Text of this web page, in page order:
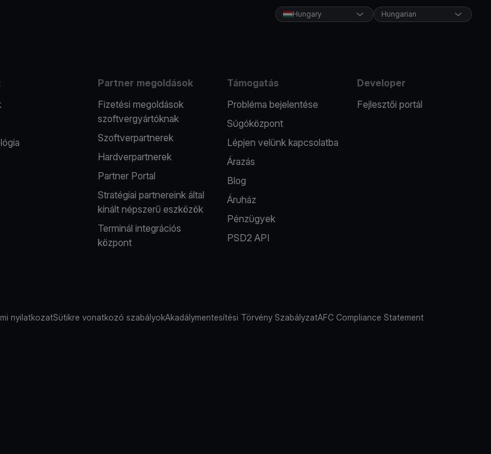
Hungary Hungarian
Partner megoldások
Fizetési megoldások
szoftvergyártóknak
Szoftverpartnerek
Hardverpartnerek
Partner Portal
Stratégiai partnereink által
kínált népszerű eszközök
Terminál integrációs
központ
Támogatás
Probléma bejelentése
Súgóközpont
Lépjen velünk kapcsolatba
Árazás
Blog
Áruház
Pénzügyek
PSD2 API
Developer
Fejlesztői portál
nyilatkozatSütikre vonatkozó szabályokAkadálymentesítési Törvény SzabályzatAFC Compliance Statement